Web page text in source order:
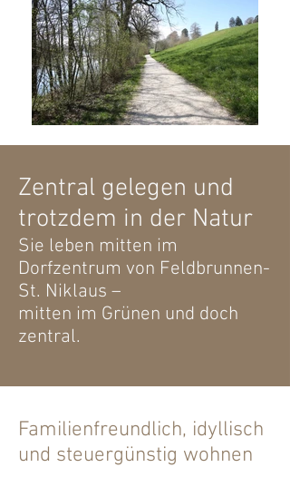
Zentral gelegen und
trotzdem in der Natur
Sie leben mitten im
Dorfzentrum von Feldbrunnen-
St. Niklaus –
mitten im Grünen und doch
zentral.
Familienfreundlich, idyllisch
und steuergünstig wohnen